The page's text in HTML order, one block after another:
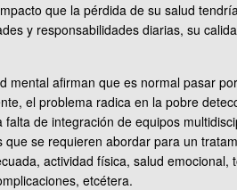
que la pérdida de su salud
y responsabilidades diarias, su
mental afirman que es normal pasar
el problema radica en la pobre
falta de integración de equipos
que se requieren abordar para un
actividad física, salud emocional,
etcétera.